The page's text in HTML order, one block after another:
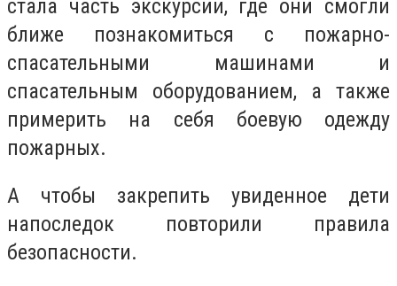
стала часть экскурсии, где они смогли
ближе познакомиться с пожарно-
спасательными машинами и
спасательным оборудованием, а также
примерить на себя боевую одежду
пожарных.
А чтобы закрепить увиденное дети
напоследок повторили правила
безопасности.